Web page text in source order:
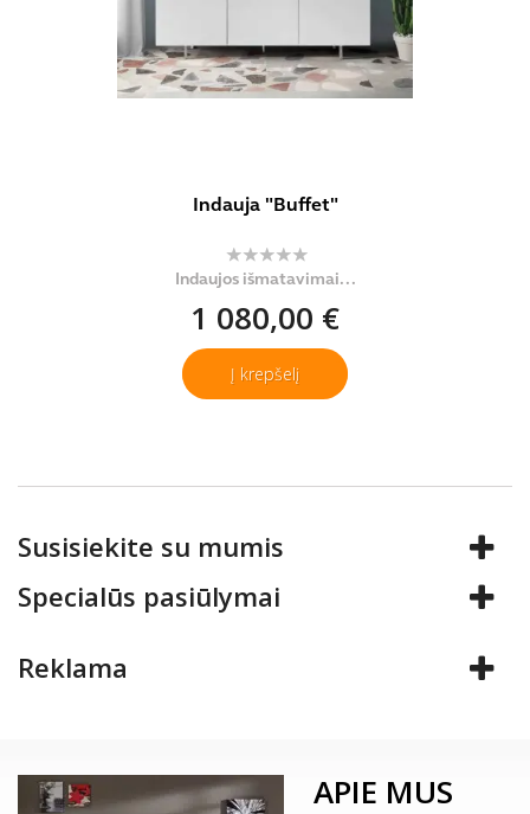
Indauja "Buffet"
Indaujos išmatavimai...
1 080,00 €
Į krepšelį
Susisiekite su mumis
Specialūs pasiūlymai
Reklama
APIE MUS